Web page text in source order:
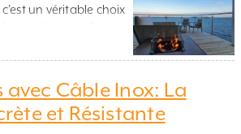
un véritable choix
la vue.
moderne, il séduit de
de décorateurs et
article, nous […]
avec Câble Inox: La
et Résistante